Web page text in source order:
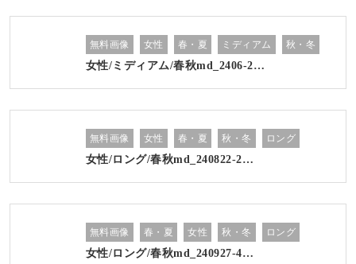
無料画像 女性 春・夏 ミディアム 秋・冬
女性/ミディアム/春秋md_2406-2…
無料画像 女性 春・夏 秋・冬 ロング
女性/ロング/春秋md_240822-2…
無料画像 春・夏 女性 秋・冬 ロング
女性/ロング/春秋md_240927-4…